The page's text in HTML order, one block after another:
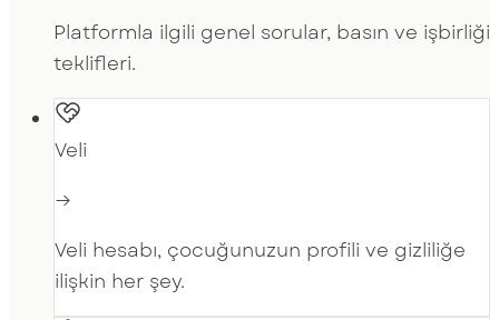
Platformla ilgili genel sorular, basın ve işbirliği
teklifleri.
Veli
→
Veli hesabı, çocuğunuzun profili ve gizliliğe
ilişkin her şey.